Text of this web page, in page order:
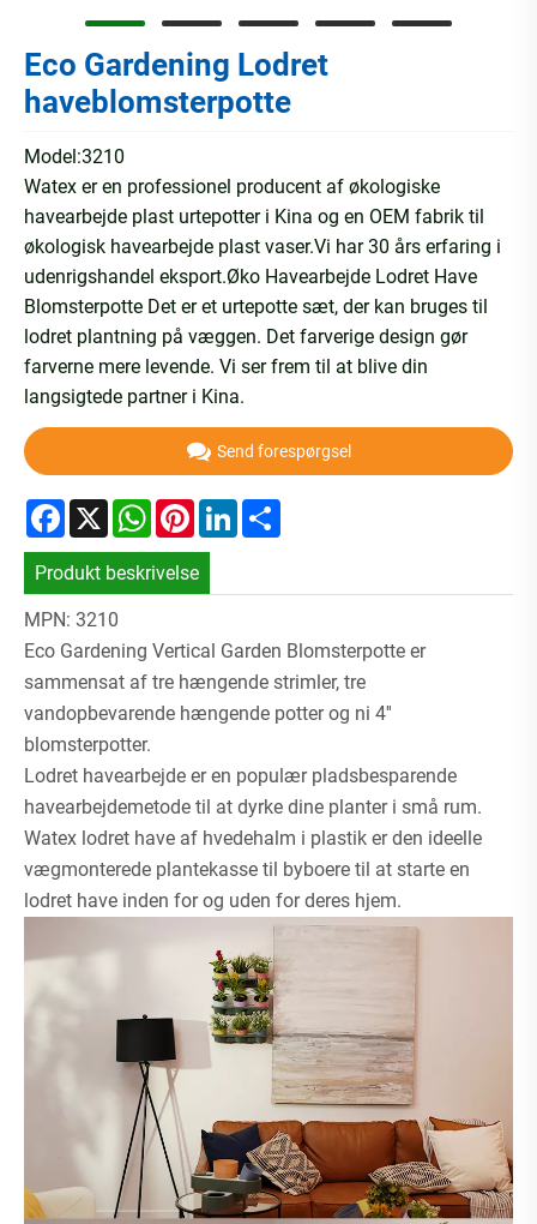
Eco Gardening Lodret
haveblomsterpotte
Model:3210
Watex er en professionel producent af økologiske
havearbejde plast urtepotter i Kina og en OEM fabrik til
økologisk havearbejde plast vaser.Vi har 30 års erfaring i
udenrigshandel eksport.Øko Havearbejde Lodret Have
Blomsterpotte Det er et urtepotte sæt, der kan bruges til
lodret plantning på væggen. Det farverige design gør
farverne mere levende. Vi ser frem til at blive din
langsigtede partner i Kina.
Send forespørgsel
Facebook
X WhatsApp
PinterestLinkedIn
Produkt beskrivelse
MPN: 3210
Eco Gardening Vertical Garden Blomsterpotte er
sammensat af tre hængende strimler, tre
vandopbevarende hængende potter og ni 4''
blomsterpotter.
Lodret havearbejde er en populær pladsbesparende
havearbejdemetode til at dyrke dine planter i små rum.
Watex lodret have af hvedehalm i plastik er den ideelle
vægmonterede plantekasse til byboere til at starte en
lodret have inden for og uden for deres hjem.